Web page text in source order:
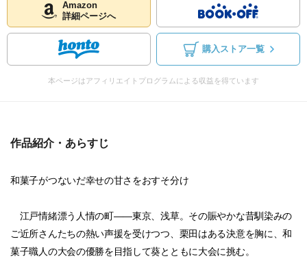
Amazon
詳細ページへ
購入ストア一覧
本ページはアフィリエイトプログラムによる収益を得ています
作品紹介・あらすじ
和菓子がつないだ幸せの甘さをおすそ分け
江戸情緒漂う人情の町――東京、浅草。その賑やかな昔馴染みの
ご近所さんたちの熱い声援を受けつつ、栗田はある決意を胸に、和
菓子職人の大会の優勝を目指して葵とともに大会に挑む。